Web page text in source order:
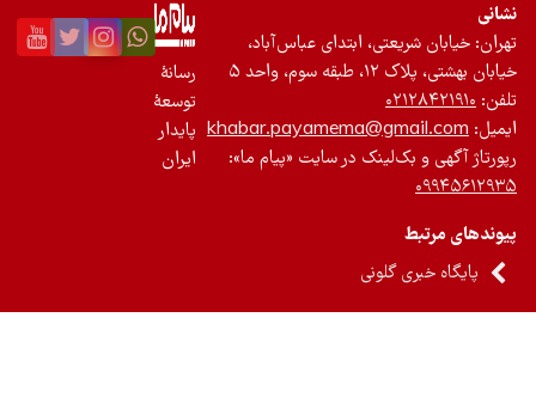
خیابان شریعتی، ابتدای عباس‌آباد،
بهشتی، پلاک ۱۲، طبقه سوم، واحد ۵
۰۲۱۲۸۴۲۱۹۱۰
khabar.payamema@gmail.com
آگهی و بک‌لینک در سایت «پیام ما»:
مرتبط
پایگاه خبری گلونی
رسانۀ
توسعۀ
پایدار
ایران